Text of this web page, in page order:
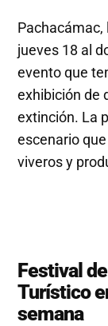
Pachacámac,
jueves 18 al
evento que
exhibición de
extinción. La
escenario
viveros y
Festival
Turístico
semana